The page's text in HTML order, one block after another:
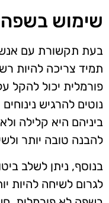
שימוש
בעת תקשורת עם
תמיד צריכה להיות
פורמלית יכול להקל
נוטים להרגיש
ביניהם היא קלילה
להבנה טובה יותר
בנוסף, ניתן לשלב
לגרום לשיחה להיות